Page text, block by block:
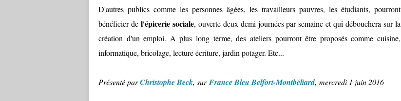
D'autres publics comme les personnes âgées, les travailleurs pauvres, les étudiants, pourront
bénéficier de l'épicerie sociale, ouverte deux demi-journées par semaine et qui débouchera sur la
création d'un emploi. A plus long terme, des ateliers pourront être proposés comme cuisine,
informatique, bricolage, lecture écriture, jardin potager. Etc...
Présenté parChristophe Beck, surFrance Bleu Belfort-Montbéliard, mercredi 1 juin 2016